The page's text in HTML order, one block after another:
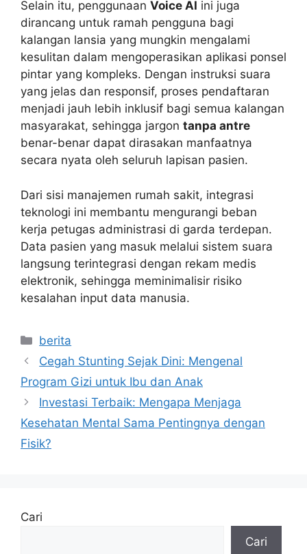
Selain itu, penggunaan Voice AI ini juga
dirancang untuk ramah pengguna bagi
kalangan lansia yang mungkin mengalami
kesulitan dalam mengoperasikan aplikasi ponsel
pintar yang kompleks. Dengan instruksi suara
yang jelas dan responsif, proses pendaftaran
menjadi jauh lebih inklusif bagi semua kalangan
masyarakat, sehingga jargon tanpa antre
benar-benar dapat dirasakan manfaatnya
secara nyata oleh seluruh lapisan pasien.
Dari sisi manajemen rumah sakit, integrasi
teknologi ini membantu mengurangi beban
kerja petugas administrasi di garda terdepan.
Data pasien yang masuk melalui sistem suara
langsung terintegrasi dengan rekam medis
elektronik, sehingga meminimalisir risiko
kesalahan input data manusia.
Kategori
berita
Cegah Stunting Sejak Dini: Mengenal
Program Gizi untuk Ibu dan Anak
Investasi Terbaik: Mengapa Menjaga
Kesehatan Mental Sama Pentingnya dengan
Fisik?
Cari
Cari